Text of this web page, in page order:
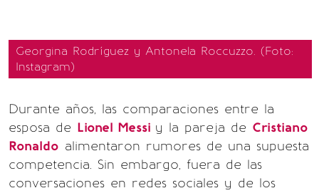
Georgina Rodríguez y Antonela Roccuzzo. (Foto:
Instagram)
Durante años, las comparaciones entre la
esposa de Lionel Messi y la pareja de Cristiano
Ronaldo alimentaron rumores de una supuesta
competencia. Sin embargo, fuera de las
conversaciones en redes sociales y de los